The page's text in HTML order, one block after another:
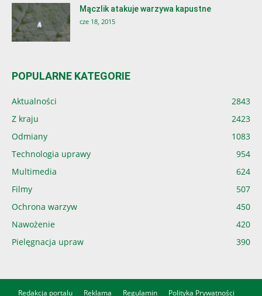
Mączlik atakuje warzywa kapustne
cze 18, 2015
POPULARNE KATEGORIE
Aktualności
2843
Z kraju
2423
Odmiany
1083
Technologia uprawy
954
Multimedia
624
Filmy
507
Ochrona warzyw
450
Nawożenie
420
Pielęgnacja upraw
390
Redakcja portalu Reklama Regulamin Polityka Prywatności